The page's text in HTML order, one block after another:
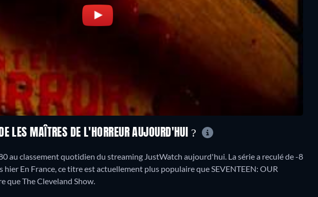
LES MAÎTRES DE L'HORREUR AUJOURD'HUI ?
au classement quotidien du streaming JustWatch aujourd'hui. La série a reculé de -8
hier En France, ce titre est actuellement plus populaire que SEVENTEEN: OUR
que The Cleveland Show.